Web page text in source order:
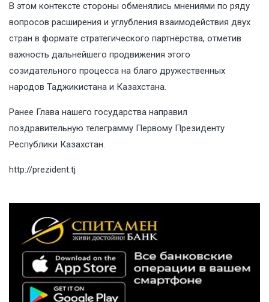
В этом контексте стороны обменялись мнениями по ряду
вопросов расширения и углубления взаимодействия двух
стран в формате стратегического партнёрства, отметив
важность дальнейшего продвижения этого
созидательного процесса на благо дружественных
народов Таджикистана и Казахстана.
Ранее Глава нашего государства направил
поздравительную телеграмму Первому Президенту
Республики Казахстан.
http://prezident.tj